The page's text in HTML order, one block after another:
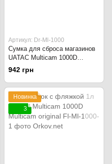
Артикул: Dr-Ml-1000
Сумка для сброса магазинов
UATAC Multicam 1000D
Multicam original
942 грн
Новинка
3